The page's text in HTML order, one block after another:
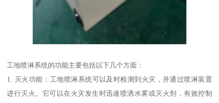
工地喷淋系统的功能主要包括以下几个方面：
1. 灭火功能：工地喷淋系统可以及时检测到火灾，并通过喷淋装置
进行灭火。它可以在火灾发生时迅速喷洒水雾或灭火剂，有效控制